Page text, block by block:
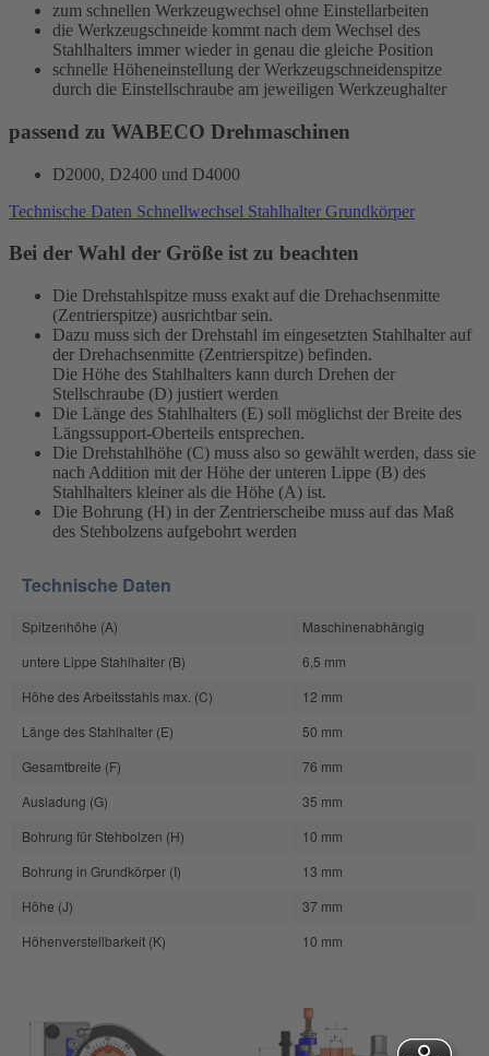
zum schnellen Werkzeugwechsel ohne Einstellarbeiten
die Werkzeugschneide kommt nach dem Wechsel des
Stahlhalters immer wieder in genau die gleiche Position
schnelle Höheneinstellung der Werkzeugschneidenspitze
durch die Einstellschraube am jeweiligen Werkzeughalter
passend zu WABECO Drehmaschinen
D2000, D2400 und D4000
Technische Daten Schnellwechsel Stahlhalter Grundkörper
Bei der Wahl der Größe ist zu beachten
Die Drehstahlspitze muss exakt auf die Drehachsenmitte
(Zentrierspitze) ausrichtbar sein.
Dazu muss sich der Drehstahl im eingesetzten Stahlhalter auf
der Drehachsenmitte (Zentrierspitze) befinden.
Die Höhe des Stahlhalters kann durch Drehen der
Stellschraube (D) justiert werden
Die Länge des Stahlhalters (E) soll möglichst der Breite des
Längssupport-Oberteils entsprechen.
Die Drehstahlhöhe (C) muss also so gewählt werden, dass sie
nach Addition mit der Höhe der unteren Lippe (B) des
Stahlhalters kleiner als die Höhe (A) ist.
Die Bohrung (H) in der Zentrierscheibe muss auf das Maß
des Stehbolzens aufgebohrt werden
Technische Daten
Spitzenhöhe (A)
Maschinenabhängig
untere Lippe Stahlhalter (B)
6,5 mm
Höhe des Arbeitsstahls max. (C)
12 mm
Länge des Stahlhalter (E)
50 mm
Gesamtbreite (F)
76 mm
Ausladung (G)
35 mm
Bohrung für Stehbolzen (H)
10 mm
Bohrung in Grundkörper (I)
13 mm
Höhe (J)
37 mm
Höhenverstellbarkeit (K)
10 mm